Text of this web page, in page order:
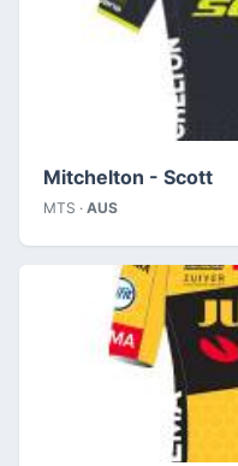
Mitchelton - Scott
MTS · AUS